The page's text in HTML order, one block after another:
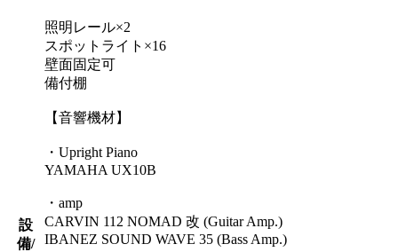
設
備/
照明レール×2
スポットライト×16
壁面固定可
備付棚
【音響機材】
・Upright Piano
YAMAHA UX10B
・amp
CARVIN 112 NOMAD 改 (Guitar Amp.)
IBANEZ SOUND WAVE 35 (Bass Amp.)